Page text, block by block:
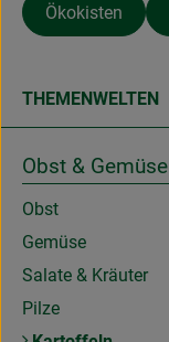
Ökokisten
THEMENWELTEN
Obst & Gemüse
Obst
Gemüse
Salate & Kräuter
Pilze